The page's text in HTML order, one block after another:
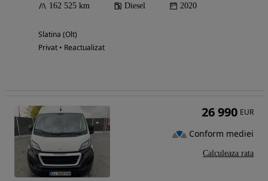
162 525 km Diesel 2020
Slatina (Olt)
Privat • Reactualizat
26 990 EUR
Conform mediei
Calculeaza rata